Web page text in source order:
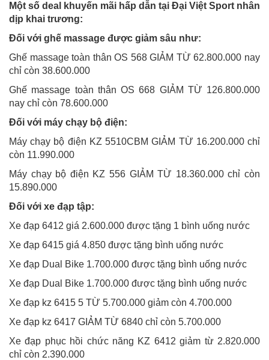
Một số deal khuyến mãi hấp dẫn tại Đại Việt Sport nhân
dịp khai trương:
Đối với ghế massage được giảm sâu như:
Ghế massage toàn thân OS 568 GIẢM TỪ 62.800.000 nay
chỉ còn 38.600.000
Ghế massage toàn thân OS 668 GIẢM TỪ 126.800.000
nay chỉ còn 78.600.000
Đối với máy chạy bộ điện:
Máy chạy bộ điện KZ 5510CBM GIẢM TỪ 16.200.000 chỉ
còn 11.990.000
Máy chạy bộ điện KZ 556 GIẢM TỪ 18.360.000 chỉ còn
15.890.000
Đối với xe đạp tập:
Xe đạp 6412 giá 2.600.000 được tặng 1 bình uống nước
Xe đạp 6415 giá 4.850 được tặng bình uống nước
Xe đạp Dual Bike 1.700.000 được tặng bình uống nước
Xe đạp Dual Bike 1.700.000 được tặng bình uống nước
Xe đạp kz 6415 5 TỪ 5.700.000 giảm còn 4.700.000
Xe đạp kz 6417 GIẢM TỪ 6840 chỉ còn 5.700.000
Xe đạp phục hồi chức năng KZ 6412 giảm từ 2.820.000
chỉ còn 2.390.000